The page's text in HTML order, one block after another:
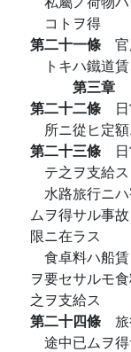
コトヲ得
第二十一條
トキハ鐵道
第三章
第二十二條
所ニ從ヒ定
第二十三條
テ之ヲ支給ス
水路旅行ニ
ムヲ得サル事
限ニ在ラス
食卓料ハ船
ヲ要セサルモ
之ヲ支給ス
第二十四條
途中已ムヲ